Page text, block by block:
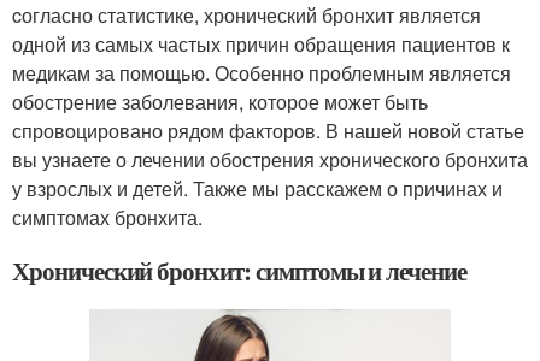
cогласно статистике, хронический бронхит является
одной из самых частых причин обращения пациентов к
медикам за помощью. Особенно проблемным является
обострение заболевания, которое может быть
спровоцировано рядом факторов. В нашей новой статье
вы узнаете о лечении обострения хронического бронхита
у взрослых и детей. Также мы расскажем о причинах и
симптомах бронхита.
Хронический бронхит: симптомы и лечение